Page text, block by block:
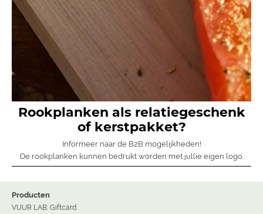
Rookplanken als relatiegeschenk
of kerstpakket?
Informeer naar de B2B mogelijkheden!
De rookplanken kunnen bedrukt worden met jullie eigen logo.
Producten
VUUR LAB. Giftcard